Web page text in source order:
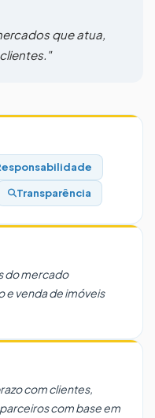
que atua,
Transparência
do mercado
e venda de imóveis
com clientes,
com base em